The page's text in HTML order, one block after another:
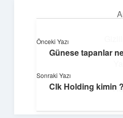
Günlük
Keyifli vakit için kısa ve
Önceki Yazı
Günese tapanlar
Sonraki Yazı
Clk Holding kimin ?